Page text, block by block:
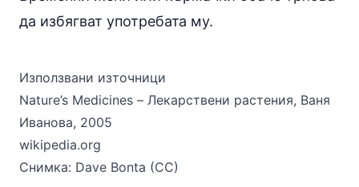
да избягват употребата му.
Използвани източници
Nature’s Medicines – Лекарствени растения, Ваня
Иванова, 2005
wikipedia.org
Снимка: Dave Bonta (CC)